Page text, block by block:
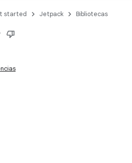
started Jetpack Bibliotecas